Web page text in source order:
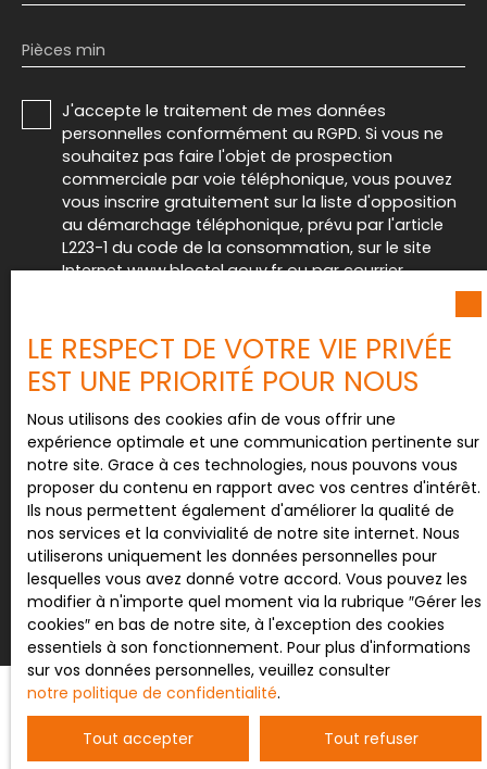
Pièces min
J'accepte le traitement de mes données
personnelles conformément au RGPD. Si vous ne
souhaitez pas faire l'objet de prospection
commerciale par voie téléphonique, vous pouvez
vous inscrire gratuitement sur la liste d'opposition
au démarchage téléphonique, prévu par l'article
L223-1 du code de la consommation, sur le site
Internet www.bloctel.gouv.fr ou par courrier
Société Worldline, Service Bloctel, CS 61311, 41013
BLOIS CEDEX.
données personnelles, veuillez consulter notre
politique de confidentialité .
Recevoir des annonces
JE RECHERCHE UN BIEN
LE RESPECT DE VOTRE VIE PRIVÉE
EST UNE PRIORITÉ POUR NOUS
Nous utilisons des cookies afin de vous offrir une
expérience optimale et une communication pertinente sur
notre site. Grace à ces technologies, nous pouvons vous
proposer du contenu en rapport avec vos centres d'intérêt.
Ils nous permettent également d'améliorer la qualité de
nos services et la convivialité de notre site internet. Nous
utiliserons uniquement les données personnelles pour
lesquelles vous avez donné votre accord. Vous pouvez les
modifier à n'importe quel moment via la rubrique ″Gérer les
cookies″ en bas de notre site, à l'exception des cookies
essentiels à son fonctionnement. Pour plus d'informations
sur vos données personnelles, veuillez consulter
notre politique de confidentialité.
Tout accepter Tout refuser